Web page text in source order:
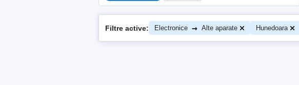
Filtre active: Electronice → Alte aparate Hunedoara